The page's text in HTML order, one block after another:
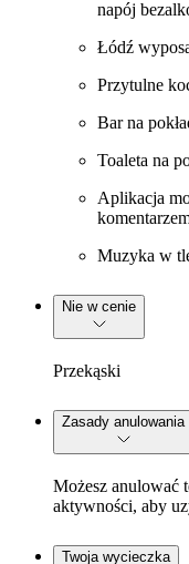
napój
Łódź
Przytulne
Bar na
Toaleta na
Aplikacja
Muzyka w
Nie w cenie
Przekąski
Zasady anulowania
Możesz anulować
aktywności, aby
Twoja wycieczka